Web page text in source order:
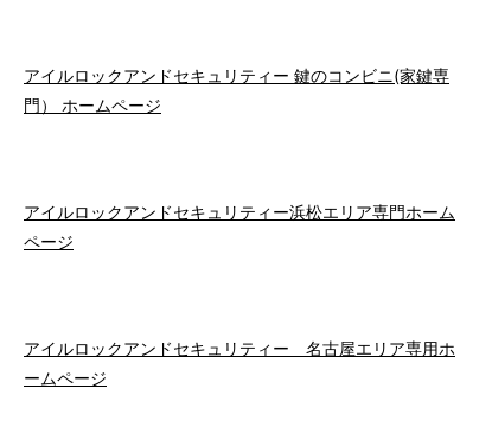
アイルロックアンドセキュリティー 鍵のコンビニ(家鍵専
門） ホームページ
アイルロックアンドセキュリティー浜松エリア専門ホーム
ページ
アイルロックアンドセキュリティー 名古屋エリア専用ホ
ームページ